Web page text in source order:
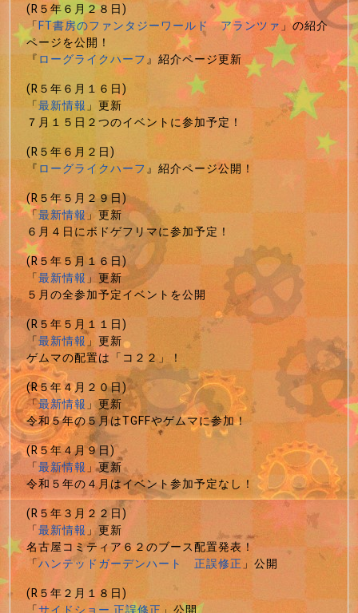
(R５年６月２８日)
「FT書房のファンタジーワールド アランツァ」の紹介
ページを公開！
『ローグライクハーフ』紹介ページ更新
(R５年６月１６日)
「最新情報」更新
７月１５日２つのイベントに参加予定！
(R５年６月２日)
『ローグライクハーフ』紹介ページ公開！
(R５年５月２９日)
「最新情報」更新
６月４日にボドゲフリマに参加予定！
(R５年５月１６日)
「最新情報」更新
５月の全参加予定イベントを公開
(R５年５月１１日)
「最新情報」更新
ゲムマの配置は「コ２２」！
(R５年４月２０日)
「最新情報」更新
令和５年の５月はTGFFやゲムマに参加！
(R５年４月９日)
「最新情報」更新
令和５年の４月はイベント参加予定なし！
(R５年３月２２日)
「最新情報」更新
名古屋コミティア６２のブース配置発表！
「ハンテッドガーデンハート 正誤修正」公開
(R５年２月１８日)